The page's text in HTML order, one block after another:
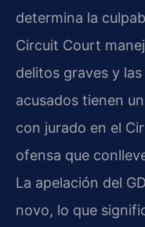
determina la
Circuit Court
delitos graves y
acusados tienen
con jurado en el
ofensa que
La apelación del
novo, lo que